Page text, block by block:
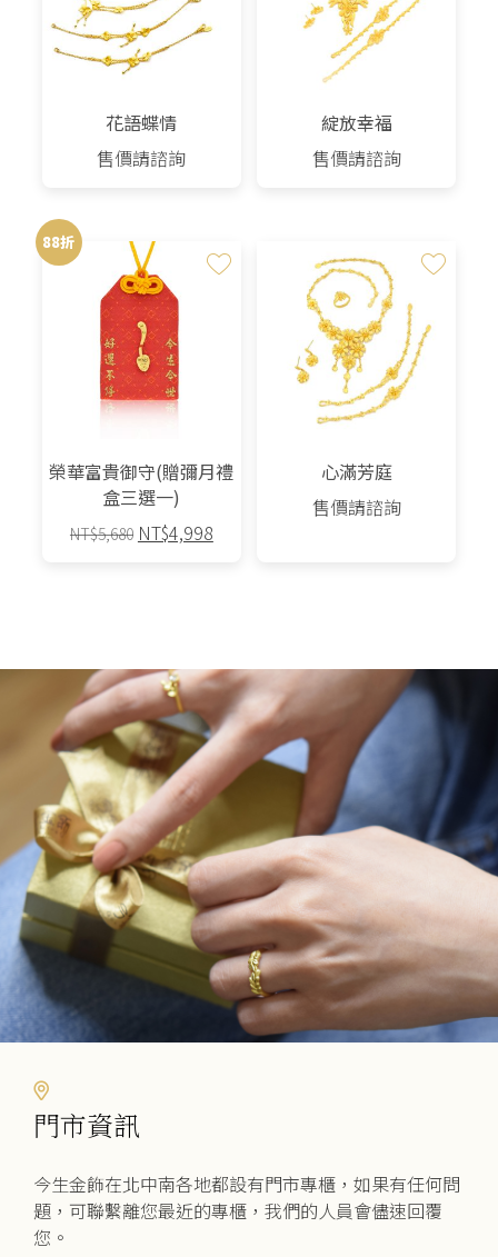
花語蝶情
售價請諮詢
綻放幸福
售價請諮詢
88折
榮華富貴御守(贈彌月禮
盒三選一)
NT$5,680 原
NT$4,998目
多
種
款
式。
可
在
產
品
頁
面
擇
心滿芳庭
售價請諮詢
門市資訊
今生金飾在北中南各地都設有門市專櫃，如果有任何問
題，可聯繫離您最近的專櫃，我們的人員會儘速回覆
您。